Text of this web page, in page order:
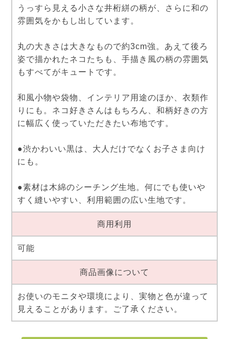
うっすら見える小さな井桁絣の柄が、さらに和の
雰囲気をかもし出しています。
丸の大きさは大きなもので約3cm強。あえて後ろ
姿で描かれたネコたちも、手描き風の柄の雰囲気
もすべてがキュートです。
和風小物や袋物、インテリア用途のほか、衣類作
りにも。ネコ好きさんはもちろん、和柄好きの方
に幅広く使っていただきたい布地です。
●渋かわいい黒は、大人だけでなくお子さま向け
にも。
●素材は木綿のシーチング生地。何にでも使いや
すく縫いやすい、利用範囲の広い生地です。
商用利用
可能
商品画像について
お使いのモニタや環境により、実物と色が違って
見えることがあります。ご了承ください。